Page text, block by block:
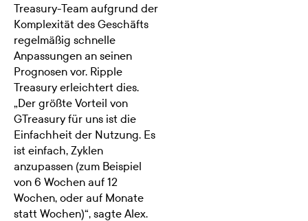
Treasury-Team aufgrund der
Komplexität des Geschäfts
regelmäßig schnelle
Anpassungen an seinen
Prognosen vor. Ripple
Treasury erleichtert dies.
„Der größte Vorteil von
GTreasury für uns ist die
Einfachheit der Nutzung. Es
ist einfach, Zyklen
anzupassen (zum Beispiel
von 6 Wochen auf 12
Wochen, oder auf Monate
statt Wochen)“, sagte Alex.